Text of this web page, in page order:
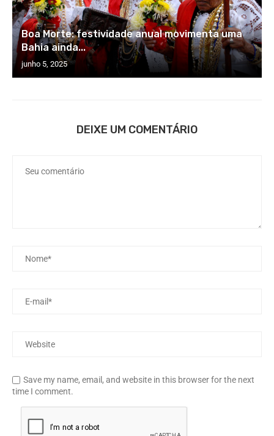
Boa Morte: festividade anual movimenta uma
Bahia ainda...
junho 5, 2025
DEIXE UM COMENTÁRIO
Save my name, email, and website in this browser for the next
time I comment.